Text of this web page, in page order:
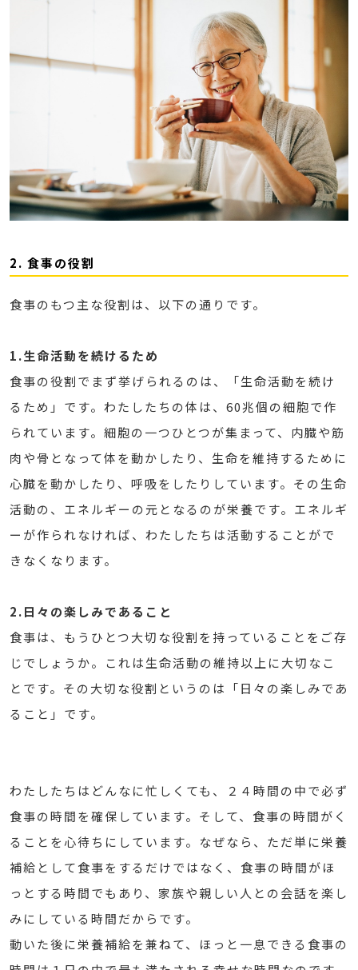
2. 食事の役割
食事のもつ主な役割は、以下の通りです。
1.生命活動を続けるため
食事の役割でまず挙げられるのは、「生命活動を続け
るため」です。わたしたちの体は、60兆個の細胞で作
られています。細胞の一つひとつが集まって、内臓や筋
肉や骨となって体を動かしたり、生命を維持するために
心臓を動かしたり、呼吸をしたりしています。その生命
活動の、エネルギーの元となるのが栄養です。エネルギ
ーが作られなければ、わたしたちは活動することがで
きなくなります。
2.日々の楽しみであること
食事は、もうひとつ大切な役割を持っていることをご存
じでしょうか。これは生命活動の維持以上に大切なこ
とです。その大切な役割というのは「日々の楽しみであ
ること」です。
わたしたちはどんなに忙しくても、２４時間の中で必ず
食事の時間を確保しています。そして、食事の時間がく
ることを心待ちにしています。なぜなら、ただ単に栄養
補給として食事をするだけではなく、食事の時間がほ
っとする時間でもあり、家族や親しい人との会話を楽し
みにしている時間だからです。
動いた後に栄養補給を兼ねて、ほっと一息できる食事の